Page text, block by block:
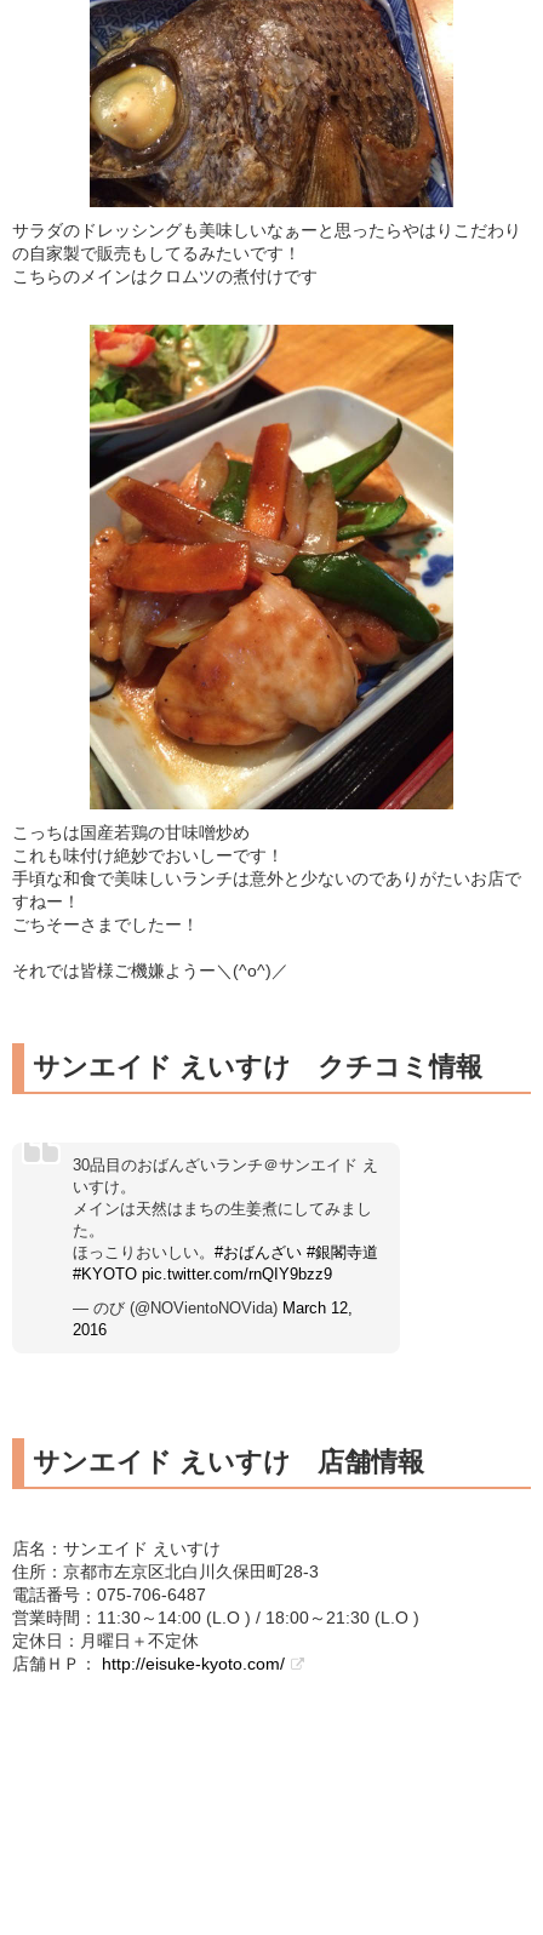
サラダのドレッシングも美味しいなぁーと思ったらやはりこだわり
の自家製で販売もしてるみたいです！
こちらのメインはクロムツの煮付けです
こっちは国産若鶏の甘味噌炒め
これも味付け絶妙でおいしーです！
手頃な和食で美味しいランチは意外と少ないのでありがたいお店で
すねー！
ごちそーさまでしたー！
それでは皆様ご機嫌ようー＼(^o^)／
サンエイド えいすけ クチコミ情報
30品目のおばんざいランチ＠サンエイド え
いすけ。
メインは天然はまちの生姜煮にしてみまし
た。
ほっこりおいしい。 #おばんざい #銀閣寺道
#KYOTO pic.twitter.com/rnQIY9bzz9
— のび (@NOVientoNOVida) March 12,
2016
サンエイド えいすけ 店舗情報
店名：サンエイド えいすけ
住所：京都市左京区北白川久保田町28-3
電話番号：075-706-6487
営業時間：11:30～14:00 (L.O ) / 18:00～21:30 (L.O )
定休日：月曜日＋不定休
店舗ＨＰ： http://eisuke-kyoto.com/